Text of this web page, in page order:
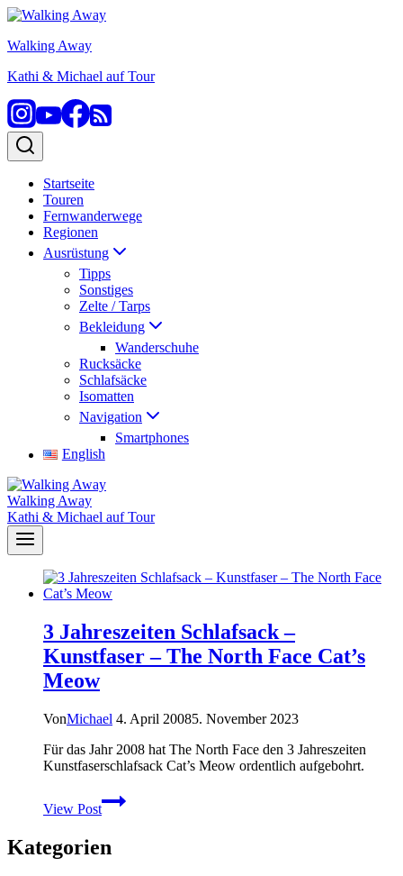
Zum
springen
Walking Away
Kathi & Michael auf Tour
Startseite
Touren
Fernwanderwege
Regionen
Ausrüstung
Tipps
Sonstiges
Zelte / Tarps
Bekleidung
Wanderschuhe
Rucksäcke
Schlafsäcke
Isomatten
Navigation
Smartphones
English
Walking Away
Kathi & Michael auf Tour
3 Jahreszeiten Schlafsack –
Kunstfaser – The North Face Cat’s
Meow
VonMichael 4. April 20085. November 2023
Für das Jahr 2008 hat The North Face den 3 Jahreszeiten
Kunstfaserschlafsack Cat’s Meow ordentlich aufgebohrt.
View PostJahreszeiten
–
Kategorien